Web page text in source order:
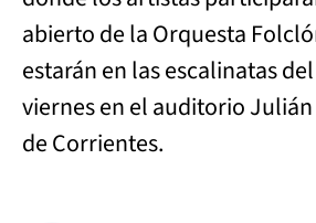
abierto de la Orquesta
estarán en las escalinatas
viernes en el auditorio
de Corrientes.